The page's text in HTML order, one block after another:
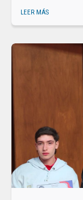
LEER MÁS